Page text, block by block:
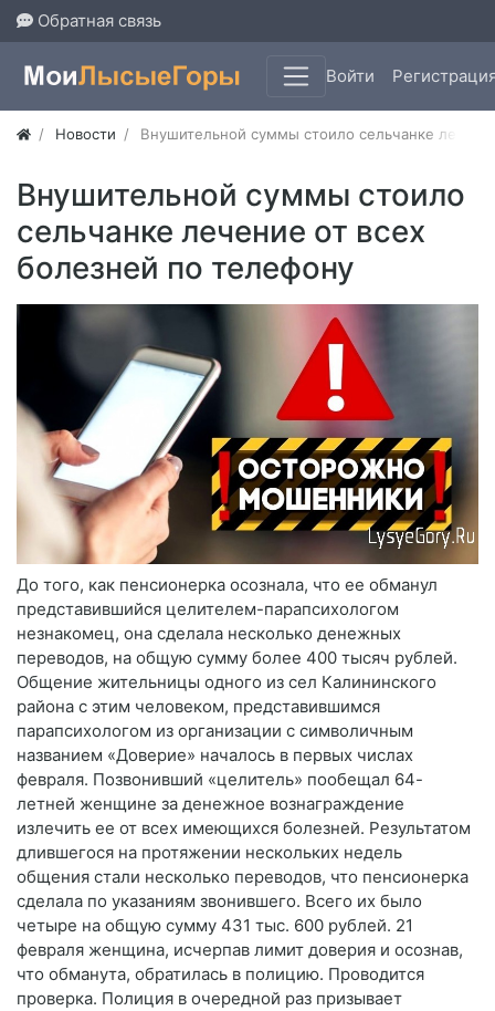
Обратная связь
Войти
Новости Внушительной суммы стоило сельчанке
Внушительной суммы стоило
сельчанке лечение от всех
болезней по телефону
До того, как пенсионерка осознала, что ее обманул
представившийся целителем-парапсихологом
незнакомец, она сделала несколько денежных
переводов, на общую сумму более 400 тысяч рублей.
Общение жительницы одного из сел Калининского
района с этим человеком, представившимся
парапсихологом из организации с символичным
названием «Доверие» началось в первых числах
февраля. Позвонивший «целитель» пообещал 64-
летней женщине за денежное вознаграждение
излечить ее от всех имеющихся болезней. Результатом
длившегося на протяжении нескольких недель
общения стали несколько переводов, что пенсионерка
сделала по указаниям звонившего. Всего их было
четыре на общую сумму 431 тыс. 600 рублей. 21
февраля женщина, исчерпав лимит доверия и осознав,
что обманута, обратилась в полицию. Проводится
проверка. Полиция в очередной раз призывает